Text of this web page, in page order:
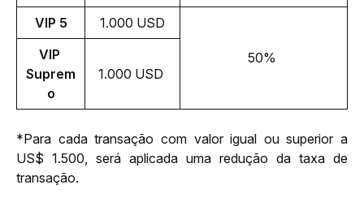
VIP 5
1.000 USD
50%
VIP
Suprem
o
1.000 USD
*Para cada transação com valor igual ou superior a
US$ 1.500, será aplicada uma redução da taxa de
transação.